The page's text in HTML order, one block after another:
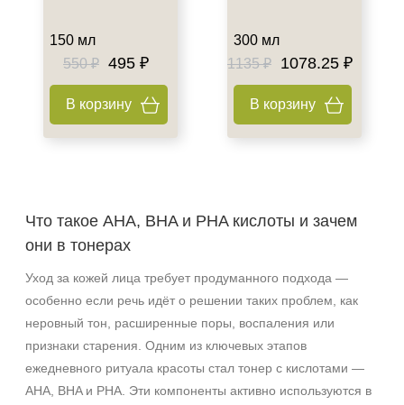
Тип кожи
Все типы кожи
Жирная
Комбинированная
Показать еще
Действие
Восстановление
150 мл
550 ₽ 495 ₽
В корзину
300 мл
1135 ₽
1078.25 ₽
В корзину
Что такое AHA, BHA и PHA кислоты и зачем
они в тонерах
Уход за кожей лица требует продуманного подхода —
особенно если речь идёт о решении таких проблем, как
неровный тон, расширенные поры, воспаления или
признаки старения. Одним из ключевых этапов
ежедневного ритуала красоты стал тонер с кислотами —
AHA, BHA и PHA. Эти компоненты активно используются в